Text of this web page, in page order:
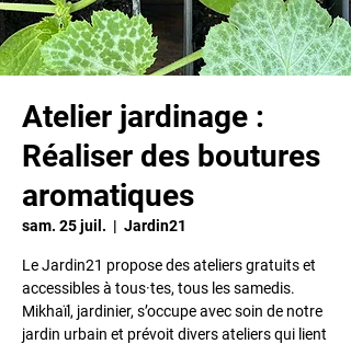
Atelier jardinage :
Réaliser des boutures
aromatiques
sam. 25 juil.
  |
Jardin21
Le Jardin21 propose des ateliers gratuits et
accessibles à tous·tes, tous les samedis.
Mikhaïl, jardinier, s’occupe avec soin de notre
jardin urbain et prévoit divers ateliers qui lient